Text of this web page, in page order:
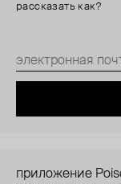
рассказать как?
приложение